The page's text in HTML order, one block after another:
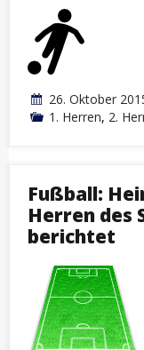
26. Oktober
1. Herren, 2.
Fußball:
Herren des
berichtet